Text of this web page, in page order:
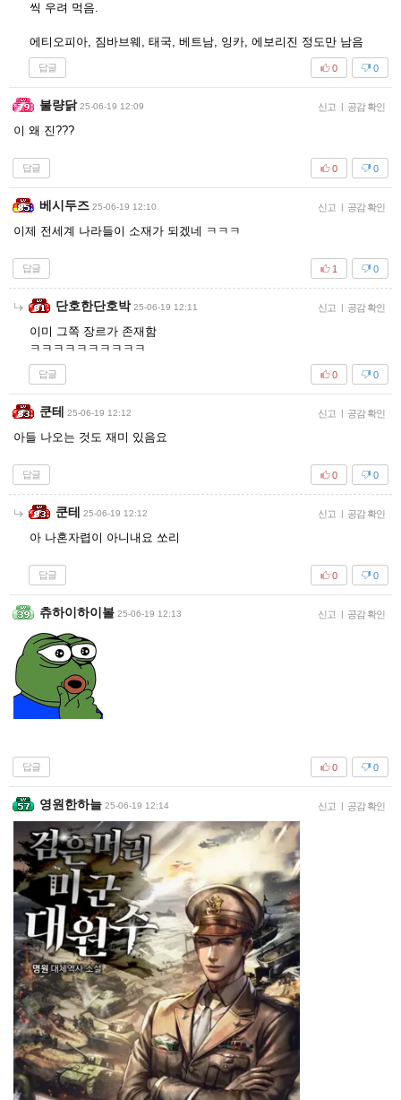
씩 우려 먹음.
에티오피아, 짐바브웨, 태국, 베트남, 잉카, 에보리진 정도만 남음
답글 0
0
불량닭 25-06-19 12:09 신고 | 공감 확인
이 왜 진???
답글 0
0
베시두즈 25-06-19 12:10 신고 | 공감 확인
이제 전세계 나라들이 소재가 되겠네 ㅋㅋㅋ
답글 0
1
단호한단호박 25-06-19 12:11 신고 | 공감 확인
이미 그쪽 장르가 존재함
ㅋㅋㅋㅋㅋㅋㅋㅋㅋㅋ
답글 0
0
쿤테 25-06-19 12:12 신고 | 공감 확인
아들 나오는 것도 재미 있음요
답글 0
0
쿤테 25-06-19 12:12 신고 | 공감 확인
아 나혼자렵이 아니내요 쏘리
답글 0
0
츄하이하이볼 25-06-19 12:13 신고 | 공감 확인
답글 0
0
영원한하늘 25-06-19 12:14 신고 | 공감 확인